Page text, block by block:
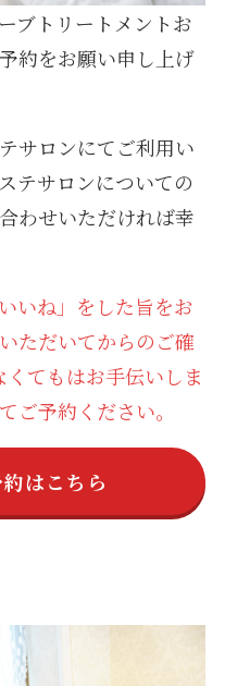
ブトリートメントお
約をお願い申し上げ
サロンにてご利用い
テサロンについての
わせいただければ幸
いね」をした旨をお
ただいてからのご確
てもはお手伝いしま
ご予約ください。
はこちら